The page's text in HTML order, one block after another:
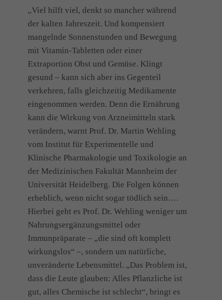
„Viel hilft viel, denkt so mancher während
der kalten Jahreszeit. Und kompensiert
mangelnde Sonnenstunden und Bewegung
mit Vitamin-Tabletten oder einer
Extraportion Obst und Gemüse. Klingt
gesund – kann sich aber ins Gegenteil
verkehren, falls gleichzeitig Medikamente
eingenommen werden. Denn die Ernährung
kann die Wirkung von Arzneimitteln stark
verändern, warnt Prof. Dr. Martin Wehling
vom Institut für Experimentelle und
Klinische Pharmakologie und Toxikologie an
der Medizinischen Fakultät Mannheim der
Universität Heidelberg. Die Folgen können
erheblich, wenn nicht sogar tödlich sein….
Hierbei geht es Prof. Dr. Wehling weniger um
Nahrungsergänzungsmittel oder
Immunpräparate – „die sind oft komplett
wirkungslos“ –, sondern um natürliche,
unveränderte Lebensmittel. „Das Problem ist,
dass die Leute glauben: Alles Pflanzliche ist
gut, alles Chemische ist schlecht“, bringt es